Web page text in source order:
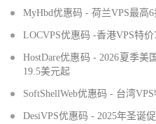
MyHbd优惠码 - 荷兰VPS最高
LOCVPS优惠码 -香港VPS特
HostDare优惠码 - 2026夏季
19.5美元起
SoftShellWeb优惠码 - 台湾
DesiVPS优惠码 - 2025年圣诞